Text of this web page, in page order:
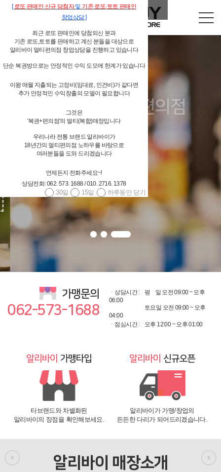
독립형 개인 편의점
알리바이 물류시스템 지원
4,000여 편의점상품(상온상품,저온상품,페스트푸드 등등) 공급
대기업 편의점체인과 경쟁할 수 있는 상품 구성
당일발주 → 당일배송 / 주 6회 배송
광주광역시/전남 알리바이 직접 배송, 그 외 지역 위탁배송
가맹문의
062-573-1688
ㆍ상담시간 : 평
일 오전 09:00 ~ 오후
06:00
토요일 오전 09:00 ~ 오후
04:00
ㆍ점심시간 :
오후 12:00 ~ 오후 01:00
알리바이 가맹타입
타브랜드와 차별화된
알리바이의 장점을 확인해보세요.
알리바이 신규오픈
알리바이가 가맹/창업의
든든한 다리가 되어드리겠습니다.
알리바이 매장소개
[로또 판매인 신규 당첨자및 기존 로또,토토 판매인
창업상담]
최근 로또 판매인에 당첨되신 분과
기존 로또,토토를 판매하고 계신 분들을 대상으로
알리바이 멀티편의점 창업상담을 진행하고 있습니다
단순 복권방으로는 안정적인 수익 도모에 한계가 있습니다
이왕 매월 지출되는 고정비(임대료, 인건비)가 같다면
추가 안정적인 수익창출의 모델이 필요합니다
그것은
'복권+편의점'의 멀티(복합)매장입니다
우리나라 전통 브랜드 알리바이가
18년간의 멀티편의점 노하우를 바탕으로
여러분들을 도와 드리겠습니다
언제든지 전화주세요~!
상담전화: 062. 573. 1688 / 010. 2716. 1378
하루동안 닫기
15일
30일